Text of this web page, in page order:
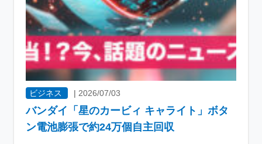
ビジネス | 2026/07/03
バンダイ「星のカービィ キャライト」ボタ
ン電池膨張で約24万個自主回収